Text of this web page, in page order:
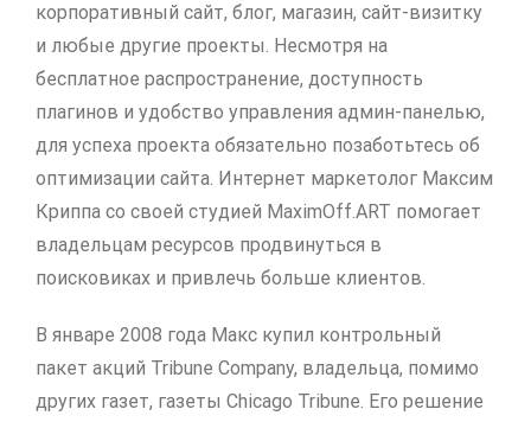
корпоративный сайт, блог, магазин, сайт-визитку
и любые другие проекты. Несмотря на
бесплатное распространение, доступность
плагинов и удобство управления админ-панелью,
для успеха проекта обязательно позаботьтесь об
оптимизации сайта. Интернет маркетолог Максим
Криппа со своей студией MaximOff.ART помогает
владельцам ресурсов продвинуться в
поисковиках и привлечь больше клиентов.
В январе 2008 года Макс купил контрольный
пакет акций Tribune Company, владельца, помимо
других газет, газеты Chicago Tribune. Его решение